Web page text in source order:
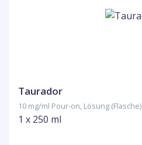
Taurador
10 mg/ml Pour-on, Lösung (Flasche)
1 x 250 ml